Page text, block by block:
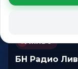
БН
УЖИВО
БН Радио